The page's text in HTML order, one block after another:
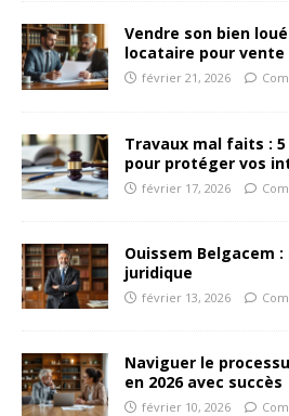
Vendre son bien
locataire pour vente
février 21, 2026
Travaux mal faits :
pour protéger vos
février 17, 2026
Ouissem Belgacem
juridique
février 13, 2026
Naviguer le
en 2026 avec succès
février 10, 2026